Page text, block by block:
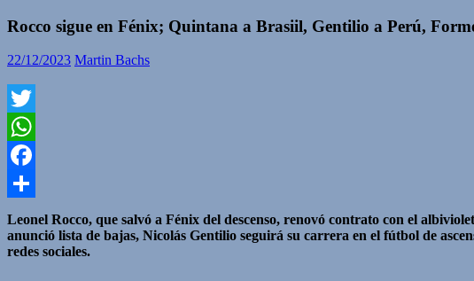
Rocco sigue en Fénix; Quintana a Brasiil, Gentilio a Perú,
22/12/2023 Martin Bachs
Twitter
WhatsApp
Facebook
Compartir
Leonel Rocco, que salvó a Fénix del descenso, renovó contrato con el
anunció lista de bajas, Nicolás Gentilio seguirá su carrera en el fútbol de
redes sociales.